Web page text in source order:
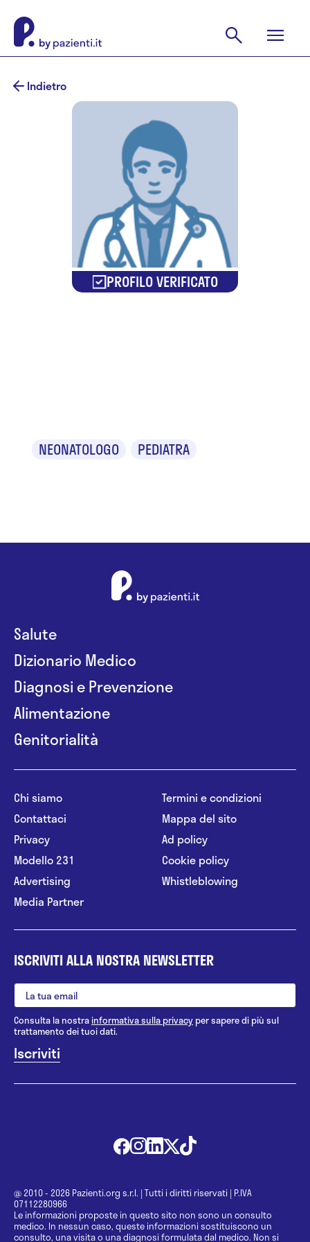
Indietro
PROFILO VERIFICATO
NEONATOLOGO PEDIATRA
Salute
Dizionario Medico
Diagnosi e Prevenzione
Alimentazione
Genitorialità
Chi siamo
Contattaci
Privacy
Modello 231
Advertising
Media Partner
Termini e condizioni
Mappa del sito
Ad policy
Cookie policy
Whistleblowing
ISCRIVITI ALLA NOSTRA NEWSLETTER
Consulta la nostrainformativa sulla privacy per sapere di più sul
trattamento dei tuoi dati.
@ 2010 - 2026 Pazienti.org s.r.l. | Tutti i diritti riservati | P.IVA
07112280966
Le informazioni proposte in questo sito non sono un consulto
medico. In nessun caso, queste informazioni sostituiscono un
consulto, una visita o una diagnosi formulata dal medico. Non si